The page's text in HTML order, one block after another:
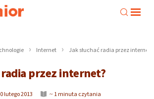
Internet Jak słuchać radia przez internet?
przez internet?
lutego 2013 ~ 1 minuta czytania